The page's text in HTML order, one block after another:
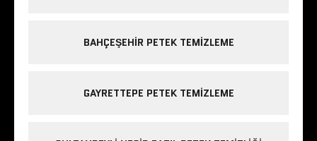
BAHÇEŞEHIR PETEK TEMIZLEME
GAYRETTEPE PETEK TEMIZLEME